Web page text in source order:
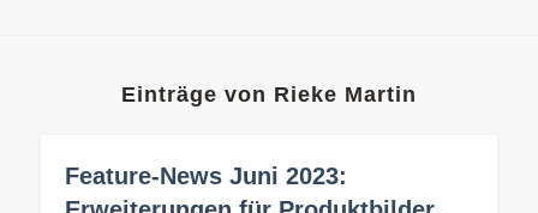
Einträge von Rieke Martin
Feature-News Juni 2023: